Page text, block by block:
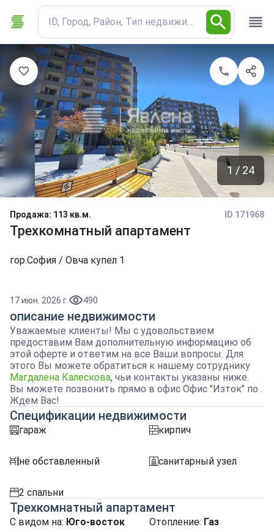
ID, Город, Район, Тип недвижимости
1 / 24
Продажа: 113 кв.м.
Трехкомнатный апартамент
ID 171968
гор.София / Овча купел 1
17 июн. 2026 г. 490
описание недвижимости
Уважаемые клиенты! Мы с удовольствием
предоставим Вам дополнительную информацию об
этой оферте и ответим на все Ваши вопросы. Для
этого Вы можете обратиться к нашему сотруднику
Магдалена Калескова, чьи контакты указаны ниже.
Вы можете позвонить прямо в офис Офис "Изток" по .
Ждем Вас!
Спецификации недвижимости
garajгараж tuhlaкирпич
obzavejdne_0не обставленный sanitarno_pomeshtenie санитарный узел
spalnia2 спальни
Трехкомнатный апартамент
С видом на: Юго-восток Отопление: Газ